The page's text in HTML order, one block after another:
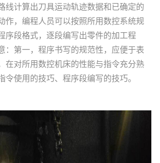
线计算出刀具运动轨迹数据和已确定的
作，编程人员可以按照所用数控系统规
序段格式，逐段编写出零件的加工程
：第一，程序书写的规范性，应便于表
在对所用数控机床的性能与指令充分熟
令使用的技巧、程序段编写的技巧。